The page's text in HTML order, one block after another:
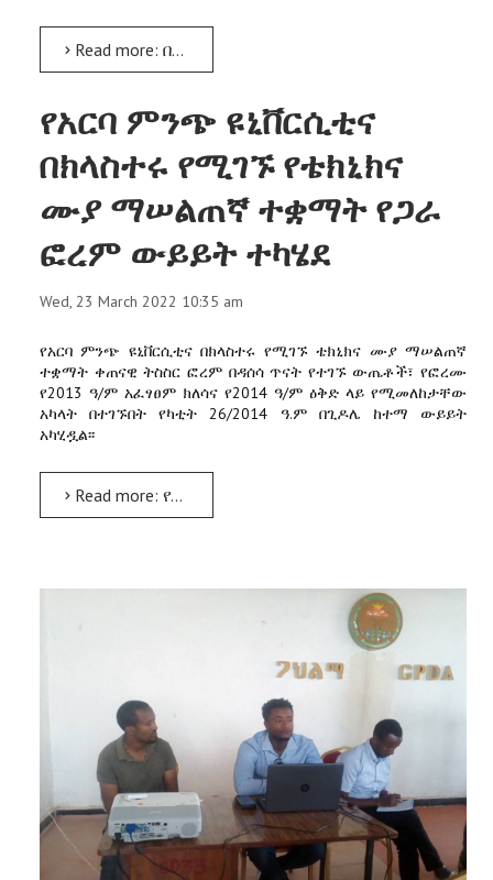
Read more: በግዢ አፈፃፀምና በንብረት አስተዳደር ዙሪያ ሥልጠና ተሰጠ
የአርባ ምንጭ ዩኒቨርሲቲና
በክላስተሩ የሚገኙ የቴክኒክና
ሙያ ማሠልጠኛ ተቋማት የጋራ
ፎረም ውይይት ተካሄደ
Wed, 23 March 2022 10:35 am
የአርባ ምንጭ ዩኒቨርሲቲና በክላስተሩ የሚገኙ ቴክኒክና ሙያ ማሠልጠኛ
ተቋማት ቀጠናዊ ትስስር ፎረም በዳሰሳ ጥናት የተገኙ ውጤቶች፣ የፎረሙ
የ2013 ዓ/ም አፈፃፀም ክለሳና የ2014 ዓ/ም ዕቅድ ላይ የሚመለከታቸው
አካላት በተገኙበት የካቲት 26/2014 ዓ.ም በጊዶሌ ከተማ ውይይት
አካሂዷል፡፡
Read more: የአርባ ምንጭ ዩኒቨርሲቲና በክላስተሩ የሚገኙ የቴክኒክና ሙያ ማሠልጠኛ ተቋማት የጋራ ፎረም ውይይት ተካሄደ